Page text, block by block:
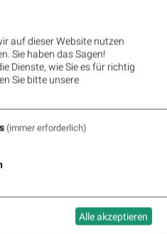
Apple, Nvidia und Tesla
Tesla
-1.29%
Tesla-1.29% BaRaInvest
vs. Leoni und Lion E-
48 Pe...
-6,21% ,
während
29.11.25: Bayer, Micron
auf dieser Website nutzen
Sie haben das Sagen!
Dienste, wie Sie es für richtig
Sie bitte unsere
(immer erforderlich)
Alle akzeptieren